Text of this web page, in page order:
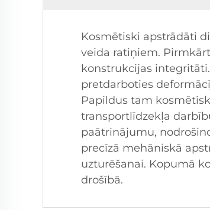
Kosmētiski apstrādāti
veida ratiņiem.
konstrukcijas
pretdarboties
Papildus tam
transportlīdzekļa
paātrinājumu,
precīzā mehāniskā
uzturēšanai. Kopumā
drošībā.